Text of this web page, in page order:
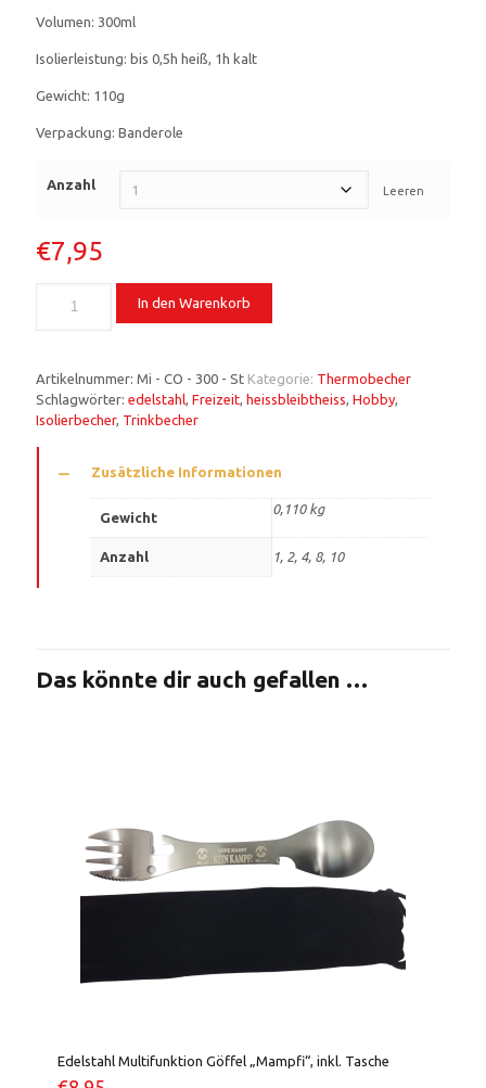
Volumen: 300ml
Isolierleistung: bis 0,5h heiß, 1h kalt
Gewicht: 110g
Verpackung: Banderole
Anzahl Leeren
€7,95
In den Warenkorb
Artikelnummer: Mi - CO - 300 - St Kategorie: Thermobecher
Schlagwörter: edelstahl Freizeit heissbleibtheiss Hobby
Isolierbecher, Trinkbecher
Zusätzliche Informationen
Gewicht
0,110 kg
Anzahl 1, 2, 4, 8, 10
Das könnte dir auch gefallen …
Edelstahl Multifunktion Göffel „Mampfi“, inkl. Tasche